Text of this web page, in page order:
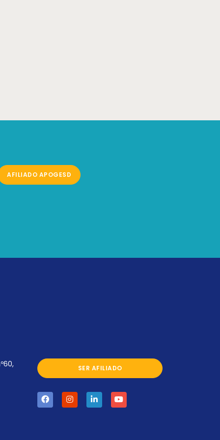
AFILIADO APOGESD
SER AFILIADO